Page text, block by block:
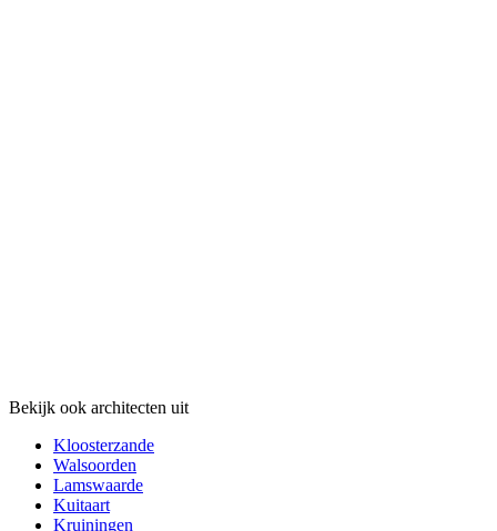
Bekijk ook architecten uit
Kloosterzande
Walsoorden
Lamswaarde
Kuitaart
Kruiningen